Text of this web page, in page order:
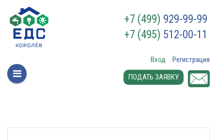
+7 (499) 929-99-99
+7 (495) 512-00-11
Вход
Регистрация
ПОДАТЬ ЗАЯВКУ